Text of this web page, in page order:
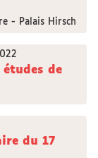
- Palais Hirsch
études de
du 17